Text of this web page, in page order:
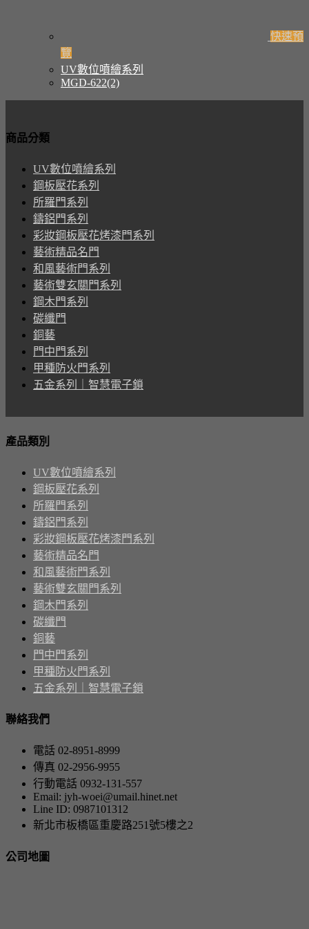
快速預
覽
UV數位噴繪系列
MGD-622(2)
商品分類
UV數位噴繪系列
鋼板壓花系列
所羅門系列
鑄鋁門系列
彩妝鋼板壓花烤漆門系列
藝術精品名門
和風藝術門系列
藝術雙玄關門系列
鋼木門系列
碳纖門
銅藝
門中門系列
甲種防火門系列
五金系列｜智慧電子鎖
產品類別
UV數位噴繪系列
鋼板壓花系列
所羅門系列
鑄鋁門系列
彩妝鋼板壓花烤漆門系列
藝術精品名門
和風藝術門系列
藝術雙玄關門系列
鋼木門系列
碳纖門
銅藝
門中門系列
甲種防火門系列
五金系列｜智慧電子鎖
聯絡我們
電話 02-8951-8999
傳真 02-2956-9955
行動電話 0932-131-557
Email: jyh-woei@umail.hinet.net
Line ID: 0987101312
新北市板橋區重慶路251號5樓之2
公司地圖